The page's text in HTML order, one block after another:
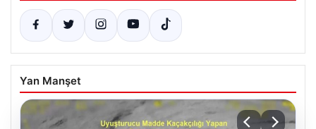
Yan Manşet